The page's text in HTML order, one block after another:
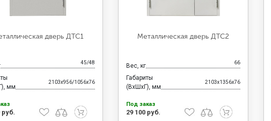
дверь ДТС1
45/48
мм
2103x956/1056x76
руб.
Металлическая дверь ДТС2
Вес, кг 66
Габариты
(ВхШхГ), мм
2103x1356x76
Под заказ
29 100 руб.